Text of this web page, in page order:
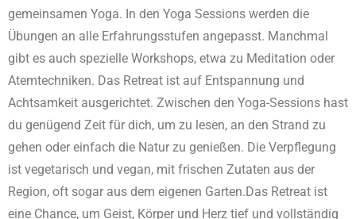
gemeinsamen Yoga. In den Yoga Sessions werden die
Übungen an alle Erfahrungsstufen angepasst. Manchmal
gibt es auch spezielle Workshops, etwa zu Meditation oder
Atemtechniken. Das Retreat ist auf Entspannung und
Achtsamkeit ausgerichtet. Zwischen den Yoga-Sessions hast
du genügend Zeit für dich, um zu lesen, an den Strand zu
gehen oder einfach die Natur zu genießen. Die Verpflegung
ist vegetarisch und vegan, mit frischen Zutaten aus der
Region, oft sogar aus dem eigenen Garten.Das Retreat ist
eine Chance, um Geist, Körper und Herz tief und vollständig